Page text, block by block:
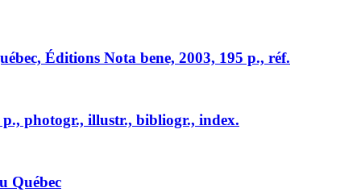
Éditions Nota bene, 2003, 195 p., réf.
photogr., illustr., bibliogr., index.
Québec